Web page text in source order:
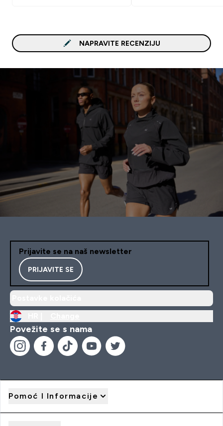
NAPRAVITE RECENZIJU
Prijavite se na naš newsletter
PRIJAVITE SE
Povežite se s nama
Pomoć I Informacije